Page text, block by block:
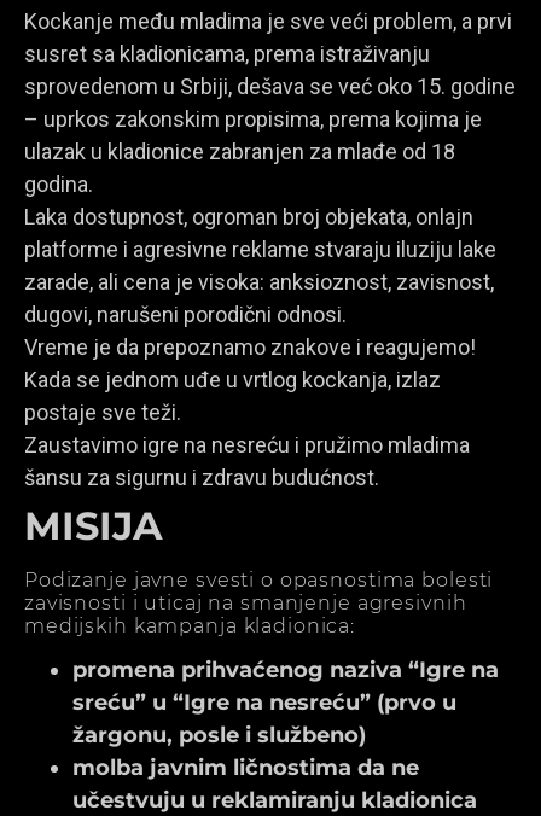
Kockanje među mladima je sve veći problem, a prvi
susret sa kladionicama, prema istraživanju
sprovedenom u Srbiji, dešava se već oko 15. godine
– uprkos zakonskim propisima, prema kojima je
ulazak u kladionice zabranjen za mlađe od 18
godina.
Laka dostupnost, ogroman broj objekata, onlajn
platforme i agresivne reklame stvaraju iluziju lake
zarade, ali cena je visoka: anksioznost, zavisnost,
dugovi, narušeni porodični odnosi.
Vreme je da prepoznamo znakove i reagujemo!
Kada se jednom uđe u vrtlog kockanja, izlaz
postaje sve teži.
Zaustavimo igre na nesreću i pružimo mladima
šansu za sigurnu i zdravu budućnost.
MISIJA
Podizanje javne svesti o opasnostima bolesti
zavisnosti i uticaj na smanjenje agresivnih
medijskih kampanja kladionica:
promena prihvaćenog naziva “Igre na
sreću” u “Igre na nesreću” (prvo u
žargonu, posle i službeno)
molba javnim ličnostima da ne
učestvuju u reklamiranju kladionica